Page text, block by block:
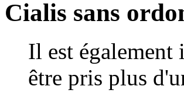
Cialis sans
Il est également
être pris plus